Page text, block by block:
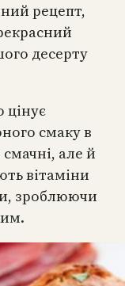
рецепт,
десерту
цінує
смаку в
але й
вітаміни
зроблюючи